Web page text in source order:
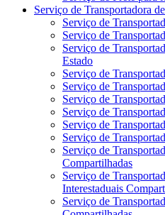
Serviço de Transportadora
Serviço de
Serviço de
Serviço de
Estado
Serviço de
Serviço de
Serviço de
Serviço de
Serviço de
Serviço de
Serviço de
Compartilhadas
Serviço de
Interestaduais
Serviço de